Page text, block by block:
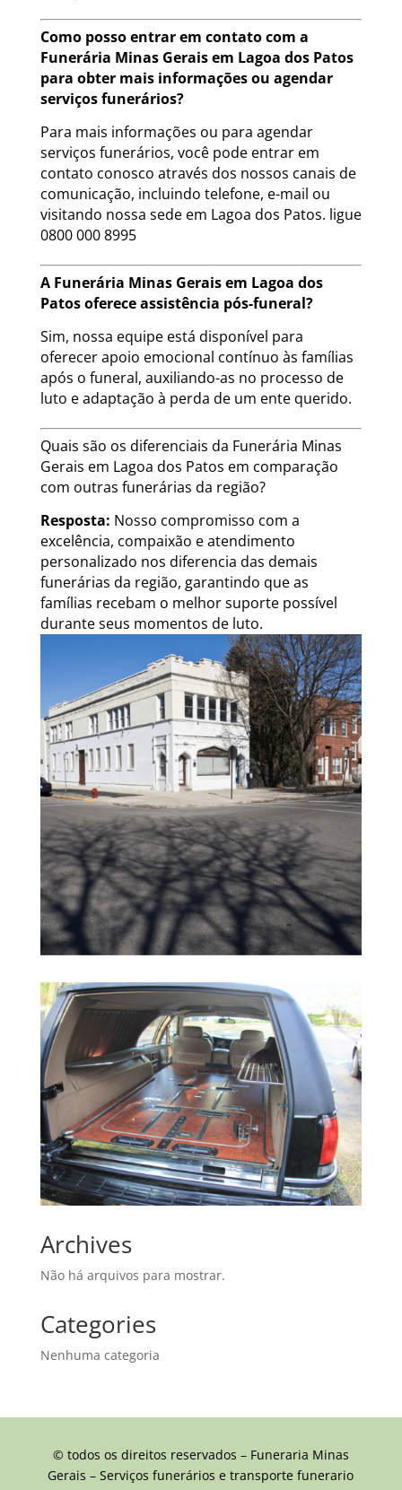
Como posso entrar em contato com a
Funerária Minas Gerais em Lagoa dos Patos
para obter mais informações ou agendar
serviços funerários?
Para mais informações ou para agendar
serviços funerários, você pode entrar em
contato conosco através dos nossos canais de
comunicação, incluindo telefone, e-mail ou
visitando nossa sede em Lagoa dos Patos. ligue
0800 000 8995
A Funerária Minas Gerais em Lagoa dos
Patos oferece assistência pós-funeral?
Sim, nossa equipe está disponível para
oferecer apoio emocional contínuo às famílias
após o funeral, auxiliando-as no processo de
luto e adaptação à perda de um ente querido.
Quais são os diferenciais da Funerária Minas
Gerais em Lagoa dos Patos em comparação
com outras funerárias da região?
Resposta: Nosso compromisso com a
excelência, compaixão e atendimento
personalizado nos diferencia das demais
funerárias da região, garantindo que as
famílias recebam o melhor suporte possível
durante seus momentos de luto.
Archives
Não há arquivos para mostrar.
Categories
Nenhuma categoria
© todos os direitos reservados – Funeraria Minas
Gerais – Serviços funerários e transporte funerario